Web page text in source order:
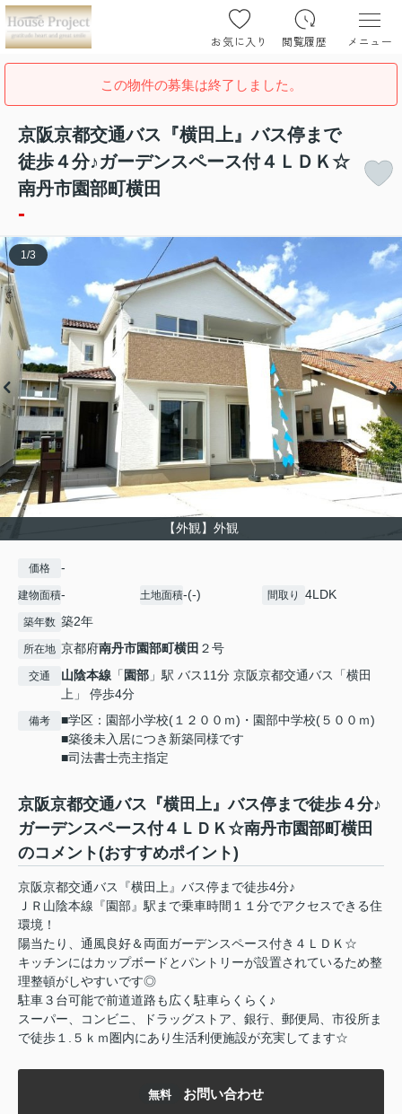
お気に入り 閲覧履歴 メニュー
この物件の募集は終了しました。
京阪京都交通バス『横田上』バス停まで
徒歩４分♪ガーデンスペース付４ＬＤＫ☆
南丹市園部町横田
-
【外観】外観
1 /3
価格 -
建物面積- 土地面積-(-) 間取り 4LDK
築年数 築2年
所在地 京都府南丹市園部町横田 ２号
交通 山陰本線 「 園部 」駅 バス11分 京阪京都交通バス「横田
上」 停歩4分
備考
■学区：園部小学校(１２００ｍ)・園部中学校(５００ｍ)
■築後未入居につき新築同様です
■司法書士売主指定
京阪京都交通バス『横田上』バス停まで徒歩４分♪
ガーデンスペース付４ＬＤＫ☆南丹市園部町横田
のコメント(おすすめポイント)
京阪京都交通バス『横田上』バス停まで徒歩4分♪
ＪＲ山陰本線『園部』駅まで乗車時間１１分でアクセスできる住
環境！
陽当たり、通風良好＆両面ガーデンスペース付き４ＬＤＫ☆
キッチンにはカップボードとパントリーが設置されているため整
理整頓がしやすいです◎
駐車３台可能で前道道路も広く駐車らくらく♪
スーパー、コンビニ、ドラッグストア、銀行、郵便局、市役所ま
で徒歩１.５ｋｍ圏内にあり生活利便施設が充実してます☆
無料 お問い合わせ